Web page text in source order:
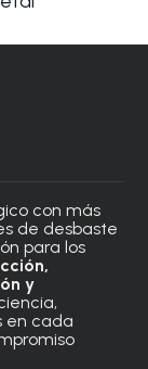
con más
de desbaste
para los
y
en cada